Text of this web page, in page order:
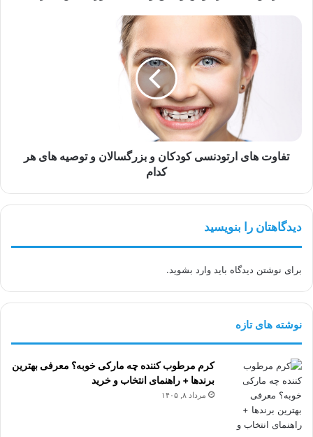
تفاوت های ارتودنسی کودکان و بزرگسالان و توصیه های هر
کدام
دیدگاهتان را بنویسید
برای نوشتن دیدگاه باید وارد بشوید.
نوشته های تازه
کرم مرطوب کننده چه مارکی خوبه؟ معرفی بهترین
برندها + راهنمای انتخاب و خرید
مرداد ۸, ۱۴۰۵